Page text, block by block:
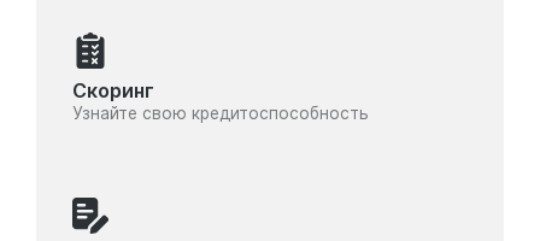
Скоринг
Узнайте свою кредитоспособность